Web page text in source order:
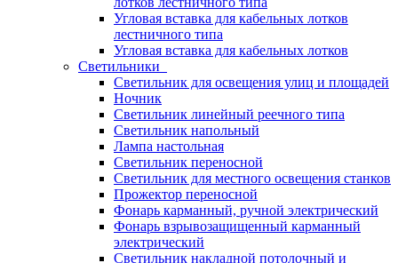
Угловая вставка для кабельных лотков
лестничного типа
Угловая вставка для кабельных лотков
Светильники
Светильник для освещения улиц и площадей
Ночник
Светильник линейный реечного типа
Светильник напольный
Лампа настольная
Светильник переносной
Светильник для местного освещения станков
Прожектор переносной
Фонарь карманный, ручной электрический
Фонарь взрывозащищенный карманный
электрический
Светильник накладной потолочный и